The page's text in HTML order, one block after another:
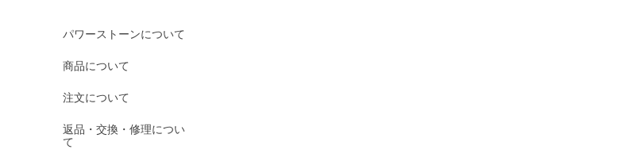
パワーストーンについて
商品について
注文について
返品・交換・修理につい
て